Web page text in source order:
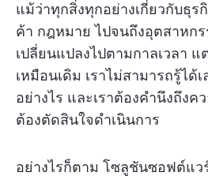
แม้ว่าทุกสิ่งทุกอย่างเกี่ยวกับธุ
ค้า กฎหมาย ไปจนถึงอุตสาหก
เปลี่ยนแปลงไปตามกาลเวลา แ
เหมือนเดิม เราไม่สามารถรู้ได้
อย่างไร และเราต้องคำนึงถึง
ต้องตัดสินใจดำเนินการ
อย่างไรก็ตาม โซลูชันซอฟต์แว